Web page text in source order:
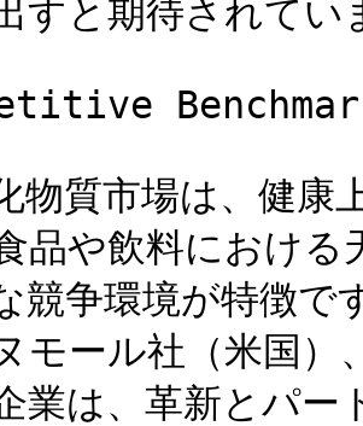
すと期待されてい
物質市場は、健康
品や飲料におけ
競争環境が特徴で
モール社（米国
業は、革新とパ